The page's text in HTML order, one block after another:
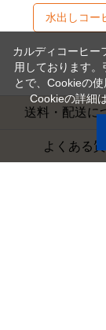
水出しコー
送料・配送に
よくある質
カルディコーヒー
用しております
とで、Cookieの
Cookieの詳細